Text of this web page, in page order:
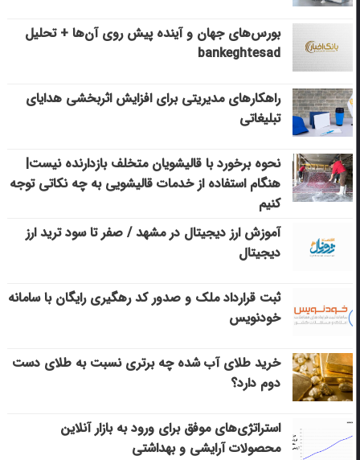
بورس‌های جهان و آینده پیش روی آن‌ها + تحلیل
bankeghtesad
راهکارهای مدیریتی برای افزایش اثربخشی هدایای
تبلیغاتی
نحوه برخورد با قالیشویان متخلف بازدارنده نیست|
هنگام استفاده از خدمات قالیشویی به چه نکاتی توجه
کنیم
آموزش ارز دیجیتال در مشهد / صفر تا سود ترید ارز
دیجیتال
ثبت قرارداد ملک و صدور کد رهگیری رایگان با سامانه
خودنویس
خرید طلای آب شده چه برتری نسبت به طلای دست
دوم دارد؟
استراتژی‌های موفق برای ورود به بازار آنلاین
محصولات آرایشی و بهداشتی